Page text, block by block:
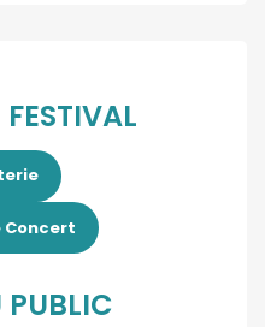
FESTIVAL
PUBLIC